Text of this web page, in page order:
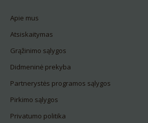
Apie mus
Atsiskaitymas
Grąžinimo sąlygos
Didmeninė prekyba
Partnerystės programos sąlygos
Pirkimo sąlygos
Privatumo politika